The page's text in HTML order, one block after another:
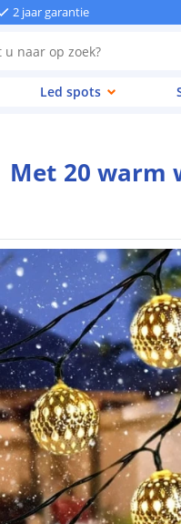
2 jaar garantie
Led spots
20 warm